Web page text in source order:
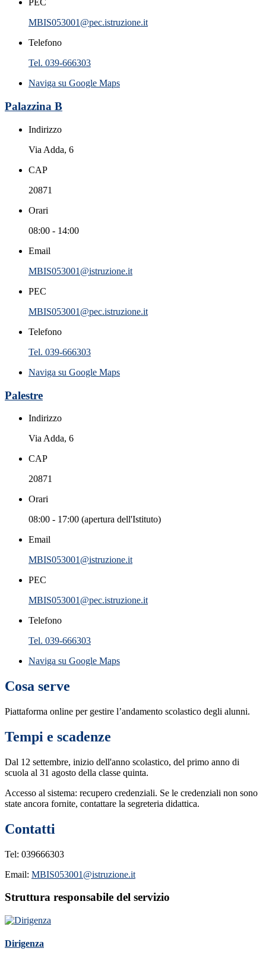
PEC
MBIS053001@pec.istruzione.it
Telefono
Tel. 039-666303
Naviga su Google Maps
Palazzina B
Indirizzo
Via Adda, 6
CAP
20871
Orari
08:00 - 14:00
Email
MBIS053001@istruzione.it
PEC
MBIS053001@pec.istruzione.it
Telefono
Tel. 039-666303
Naviga su Google Maps
Palestre
Indirizzo
Via Adda, 6
CAP
20871
Orari
08:00 - 17:00 (apertura dell'Istituto)
Email
MBIS053001@istruzione.it
PEC
MBIS053001@pec.istruzione.it
Telefono
Tel. 039-666303
Naviga su Google Maps
Cosa serve
Piattaforma online per gestire l’andamento scolastico degli alunni.
Tempi e scadenze
Dal 12 settembre, inizio dell'anno scolastico, del primo anno di
scuola al 31 agosto della classe quinta.
Accesso al sistema: recupero credenziali. Se le credenziali non sono
state ancora fornite, contattare la segreteria didattica.
Contatti
Tel: 039666303
Email: MBIS053001@istruzione.it
Struttura responsabile del servizio
Dirigenza